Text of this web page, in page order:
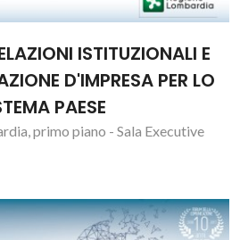
ISTITUZIONALI E
D'IMPRESA PER LO
PAESE
primo piano - Sala Executive